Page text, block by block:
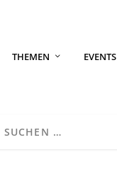
THEMEN EVENTS